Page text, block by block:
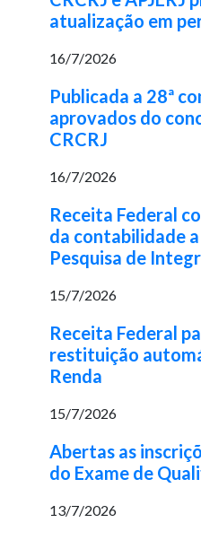
atualização em
16/7/2026
Publicada a 28ª
aprovados do
CRCRJ
16/7/2026
Receita Federal
da contabilidade
Pesquisa de
15/7/2026
Receita Federal
restituição
Renda
15/7/2026
Abertas as
do Exame de
13/7/2026